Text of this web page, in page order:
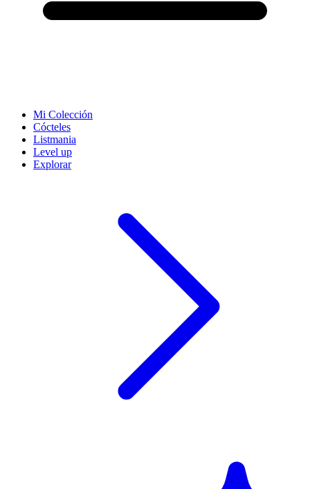
Mi Colección
Cócteles
Listmania
Level up
Explorar